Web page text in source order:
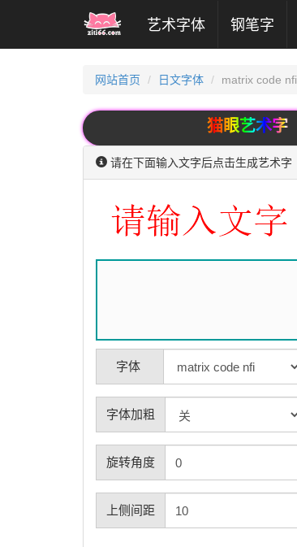
艺术字体(current)
钢笔字
网站首页 日文字体 matrix code nfi
猫眼艺术字
请在下面输入文字后点击生成艺术字
字体
字体加粗
旋转角度
上侧间距